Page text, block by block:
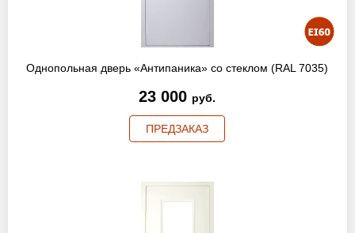
Однопольная дверь «Антипаника» со стеклом (RAL 7035)
23 000 руб.
ПРЕДЗАКАЗ